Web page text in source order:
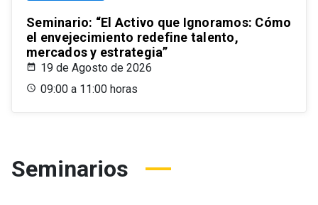
Seminario: “El Activo que Ignoramos: Cómo
el envejecimiento redefine talento,
mercados y estrategia”
19 de Agosto de 2026
09:00 a 11:00 horas
Seminarios